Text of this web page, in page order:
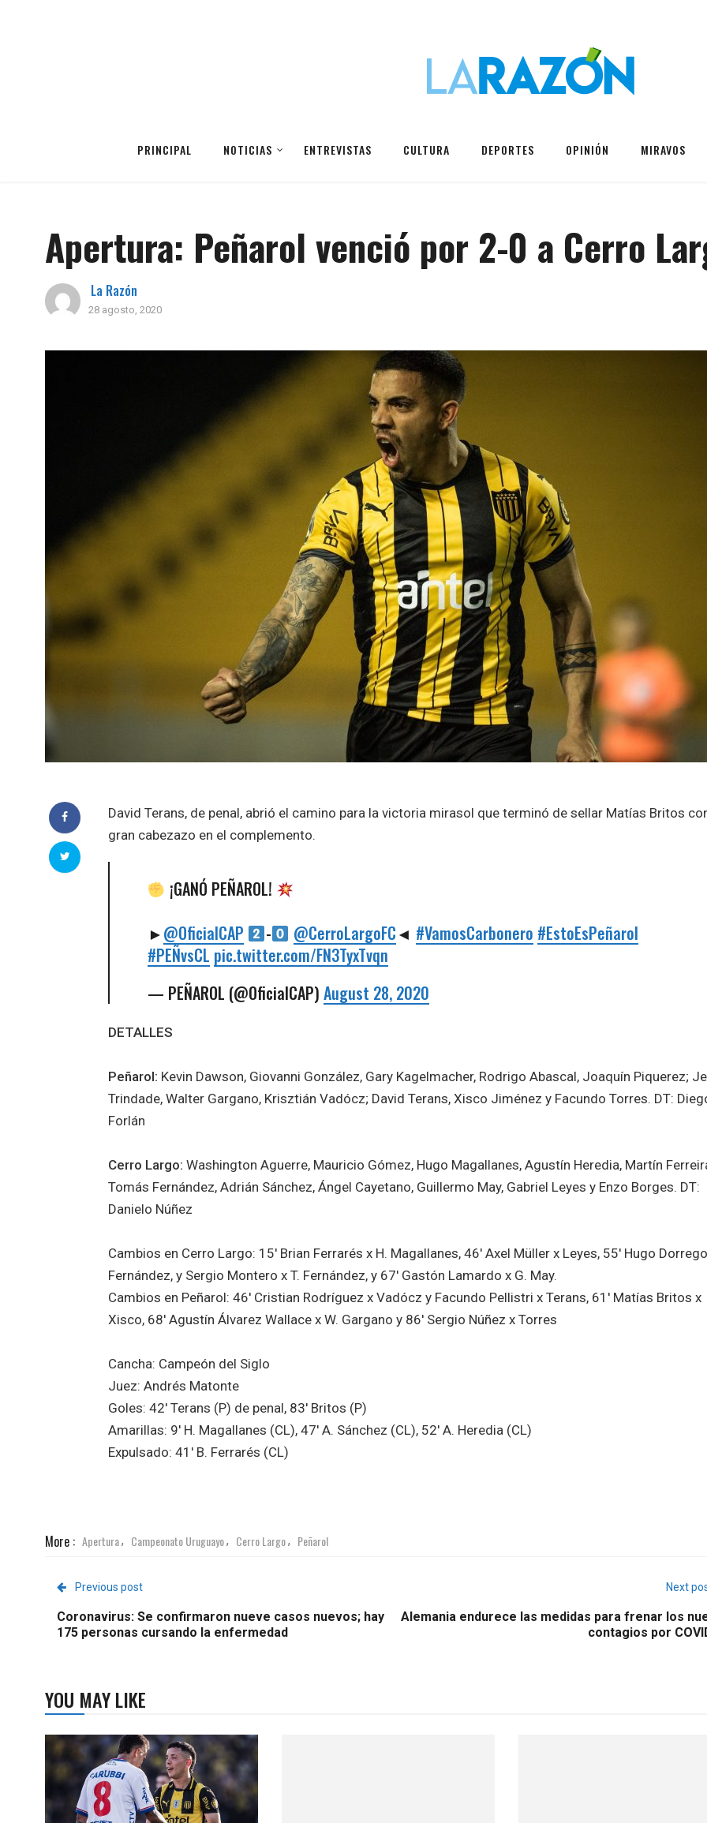
PRINCIPAL NOTICIAS ENTREVISTAS CULTURA DEPORTES OPINIÓN MIRAVOS
Apertura: Peñarol venció por 2-0 a Cerro
La Razón
28 agosto, 2020
David Terans, de penal, abrió el camino para la victoria mirasol que terminó de sellar Matías Britos
gran cabezazo en el complemento.
¡GANÓ PEÑAROL!
►@OficialCAP - @CerroLargoFC◄ #VamosCarbonero #EstoEsPeñarol
#PEÑvsCL pic.twitter.com/FN3TyxTvqn
— PEÑAROL (@OficialCAP) August 28, 2020
DETALLES
Peñarol: Kevin Dawson, Giovanni González, Gary Kagelmacher, Rodrigo Abascal, Joaquín Piquerez;
Trindade, Walter Gargano, Krisztián Vadócz; David Terans, Xisco Jiménez y Facundo Torres. DT:
Forlán
Cerro Largo: Washington Aguerre, Mauricio Gómez, Hugo Magallanes, Agustín Heredia, Martín
Tomás Fernández, Adrián Sánchez, Ángel Cayetano, Guillermo May, Gabriel Leyes y Enzo Borges. DT:
Danielo Núñez
Cambios en Cerro Largo: 15′ Brian Ferrarés x H. Magallanes, 46′ Axel Müller x Leyes, 55′ Hugo
Fernández, y Sergio Montero x T. Fernández, y 67′ Gastón Lamardo x G. May.
Cambios en Peñarol: 46′ Cristian Rodríguez x Vadócz y Facundo Pellistri x Terans, 61′ Matías Britos x
Xisco, 68′ Agustín Álvarez Wallace x W. Gargano y 86′ Sergio Núñez x Torres
Cancha: Campeón del Siglo
Juez: Andrés Matonte
Goles: 42′ Terans (P) de penal, 83′ Britos (P)
Amarillas: 9′ H. Magallanes (CL), 47′ A. Sánchez (CL), 52′ A. Heredia (CL)
Expulsado: 41′ B. Ferrarés (CL)
More : Apertura, Campeonato Uruguayo, Cerro Largo, Peñarol
Previous post
Coronavirus: Se confirmaron nueve casos nuevos; hay
175 personas cursando la enfermedad
Next
Alemania endurece las medidas para frenar los
contagios por
YOU MAY LIKE